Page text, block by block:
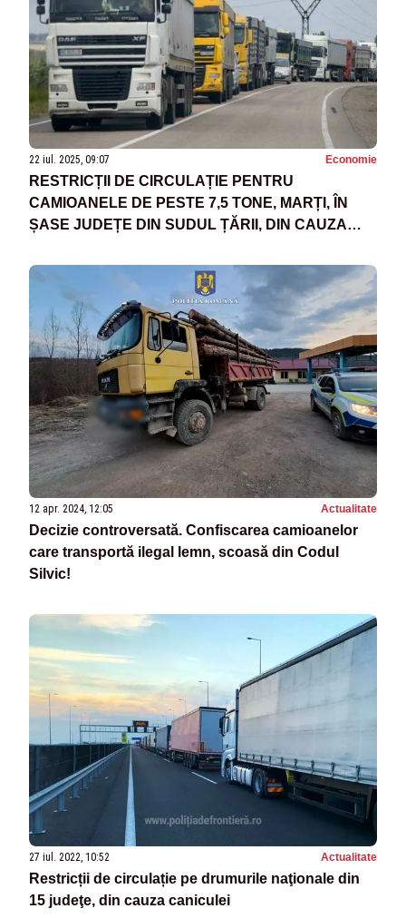
22 iul. 2025, 09:07 Economie
RESTRICȚII DE CIRCULAȚIE PENTRU
CAMIOANELE DE PESTE 7,5 TONE, MARȚI, ÎN
ȘASE JUDEȚE DIN SUDUL ȚĂRII, DIN CAUZA
12 apr. 2024, 12:05 Actualitate
Decizie controversată. Confiscarea camioanelor
care transportă ilegal lemn, scoasă din Codul
Silvic!
27 iul. 2022, 10:52 Actualitate
Restricții de circulație pe drumurile naţionale din
15 judeţe, din cauza caniculei